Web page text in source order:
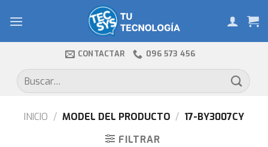
CONTACTAR 096 573 456
Buscar
por:
INICIO / MODEL DEL PRODUCTO / 17-BY3007CY
FILTRAR